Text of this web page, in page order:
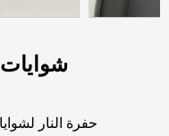
شوايات
حفرة النار